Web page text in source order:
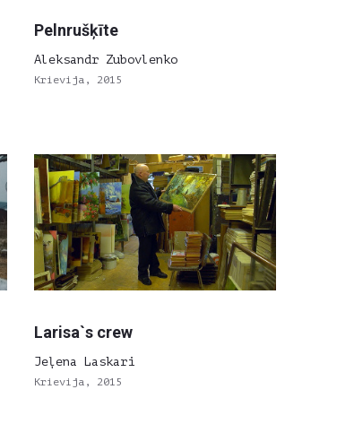
Pelnrušķīte
Aleksandr Zubovlenko
Krievija, 2015
Larisa`s crew
Jeļena Laskari
Krievija, 2015